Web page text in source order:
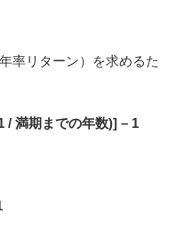
率リターン）を求めるた
/ 満期までの年数)] – 1